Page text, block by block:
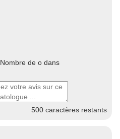
Nombre de o dans
500 caractères restants